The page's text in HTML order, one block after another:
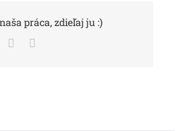
práca, zdieľaj ju :)
Facebook